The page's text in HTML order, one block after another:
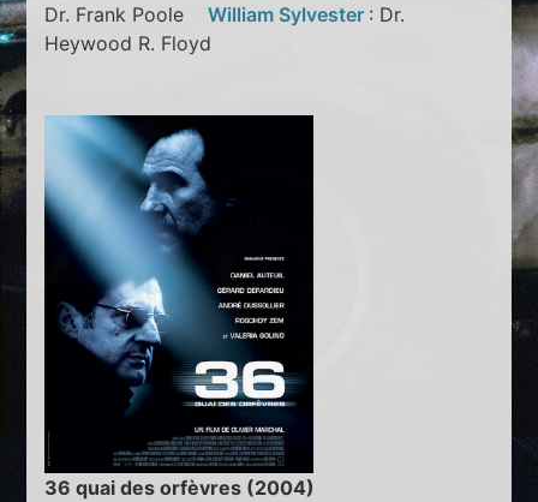
Dr. Frank PooleWilliam Sylvester : Dr.
Heywood R. Floyd
36 quai des orfèvres (2004)